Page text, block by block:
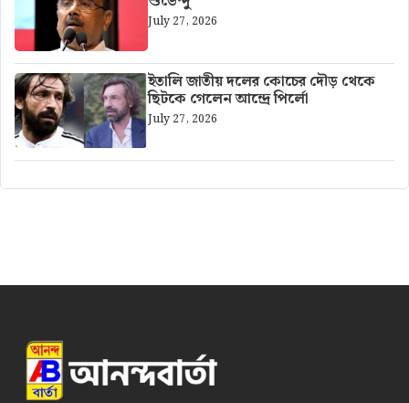
July 27, 2026
ইতালি জাতীয় দলের কোচের দৌড় থেকে
ছিটকে গেলেন আন্দ্রে পির্লো
July 27, 2026